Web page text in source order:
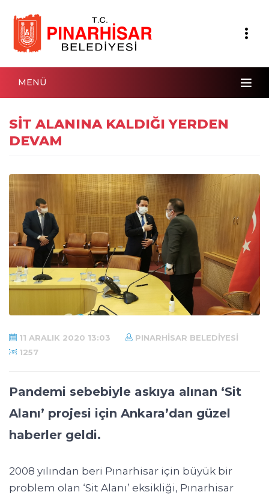
MENÜ
SİT ALANINA KALDIĞI YERDEN
DEVAM
11 ARALIK 2020 13:03
PINARHISAR BELEDIYESI
1257
Pandemi sebebiyle askıya alınan ‘Sit
Alanı’ projesi için Ankara’dan güzel
haberler geldi.
2008 yılından beri Pınarhisar için büyük bir
problem olan ‘Sit Alanı’ eksikliği, Pınarhisar